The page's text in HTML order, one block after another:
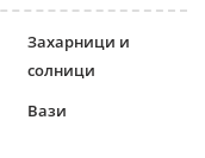
Захарници и
солници
Вази